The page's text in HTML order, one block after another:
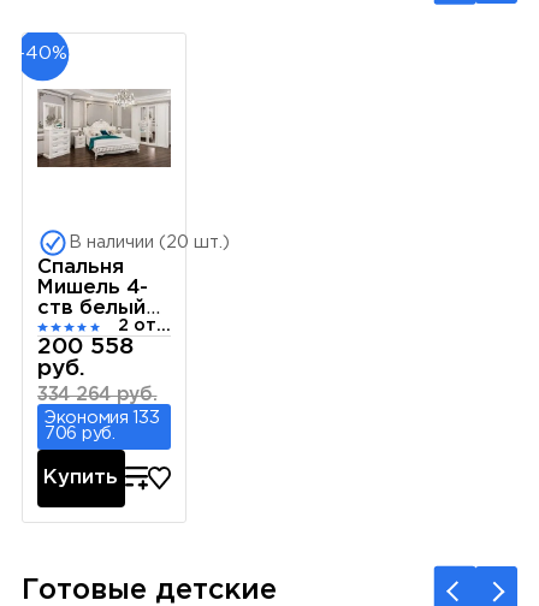
-40%
В наличии (20 шт.)
Спальня
Мишель 4-
ств белый
матовый 1
2 отзыва
200 558
руб.
334 264 руб.
Экономия 133
706 руб.
Купить
Готовые детские